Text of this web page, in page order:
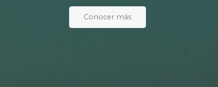
Conocer más